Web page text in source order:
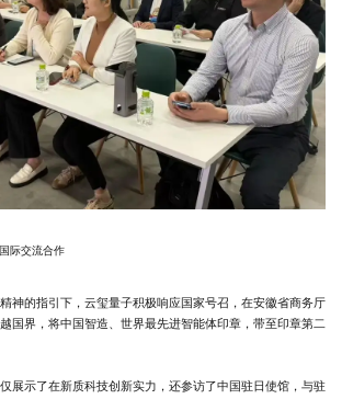
际交流合作
神的指引下，云玺量子积极响应国家号召，在安徽省商务厅
国界，将中国智造、世界最先进智能体印章，带至印章第二
展示了在新质科技创新实力，还参访了中国驻日使馆，与驻